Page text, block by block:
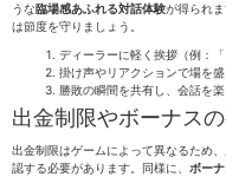
うな臨場感あふれる対話体験が得られ
は節度を守りましょう。
ディーラーに軽く挨拶（例：「
掛け声やリアクションで場を
勝敗の瞬間を共有し、会話を
出金制限やボーナス
出金制限はゲームによって異なるため
認する必要があります。同様に、 ボー